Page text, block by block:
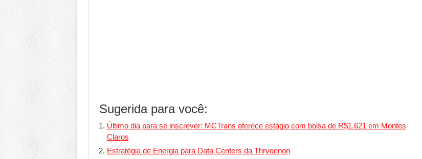
Sugerida para você:
Último dia para se inscrever: MCTrans oferece estágio com bolsa de R$1.621 em Montes
Claros
Estratégia de Energia para Data Centers da Thryqenon